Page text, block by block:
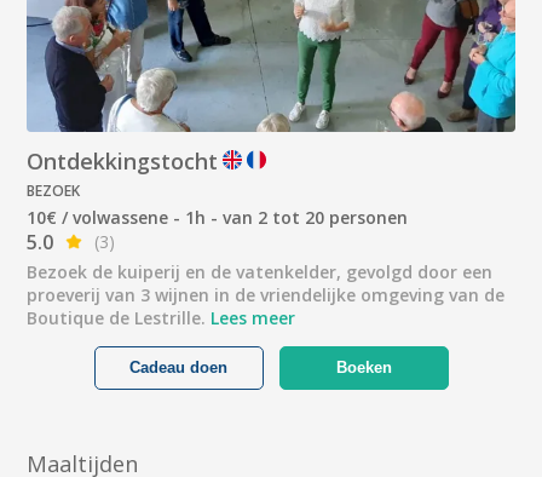
Ontdekkingstocht
BEZOEK
10€ / volwassene - 1h - van 2 tot 20 personen
5.0
(3)
Bezoek de kuiperij en de vatenkelder, gevolgd door een
proeverij van 3 wijnen in de vriendelijke omgeving van de
Boutique de Lestrille. Lees meer
Boeken
Cadeau doen
Maaltijden